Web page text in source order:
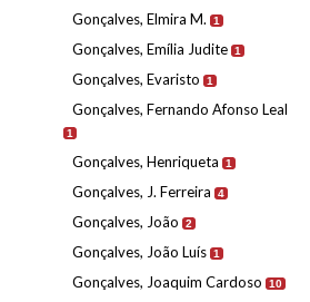
Gonçalves, Elmira M. 1
Gonçalves, Emília Judite 1
Gonçalves, Evaristo 1
Gonçalves, Fernando Afonso Leal
1
Gonçalves, Henriqueta 1
Gonçalves, J. Ferreira 4
Gonçalves, João 2
Gonçalves, João Luís 1
Gonçalves, Joaquim Cardoso 10